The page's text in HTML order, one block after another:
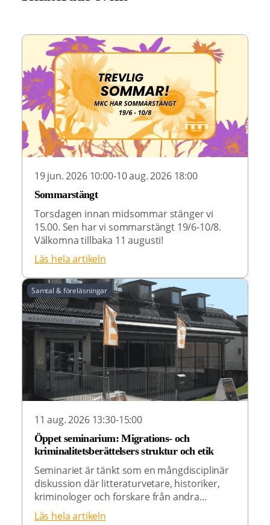
19 jun. 2026 10:00-10 aug. 2026 18:00
Sommarstängt
Torsdagen innan midsommar stänger vi
15.00. Sen har vi sommarstängt 19/6-10/8.
Välkomna tillbaka 11 augusti!
Läs hela artikeln
Samtal & föreläsningar
11 aug. 2026 13:30-15:00
Öppet seminarium: Migrations- och
kriminalitetsberättelsers struktur och etik
Seminariet är tänkt som en mångdisciplinär
diskussion där litteraturvetare, historiker,
kriminologer och forskare från andra...
Läs hela artikeln